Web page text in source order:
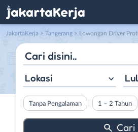
JakartaKerja > Tangerang > Lowongan Driver
Lokasi
Tanpa Pengalaman 1 – 2 Tahun